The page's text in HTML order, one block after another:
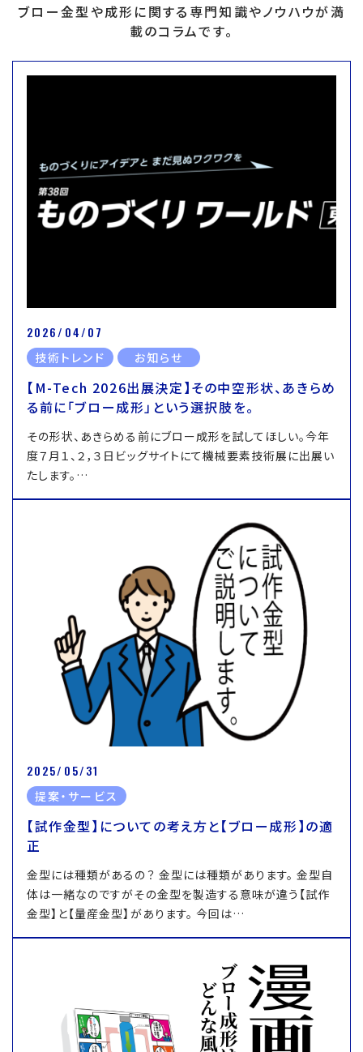
ブロー金型や成形に関する専門知識やノウハウが満
載のコラムです。
2026/04/07
技術トレンド お知らせ
【M-Tech 2026出展決定】その中空形状、あきらめ
る前に「ブロー成形」という選択肢を。
その形状、あきらめる前にブロー成形を試してほしい。今年
度７月１、２，３日ビッグサイトにて機械要素技術展に出展い
たします。…
2025/05/31
提案・サービス
【試作金型】についての考え方と【ブロー成形】の適
正
金型には種類があるの？ 金型には種類があります。 金型自
体は一緒なのですがその金型を製造する意味が違う【試作
金型】と【量産金型】があります。 今回は…